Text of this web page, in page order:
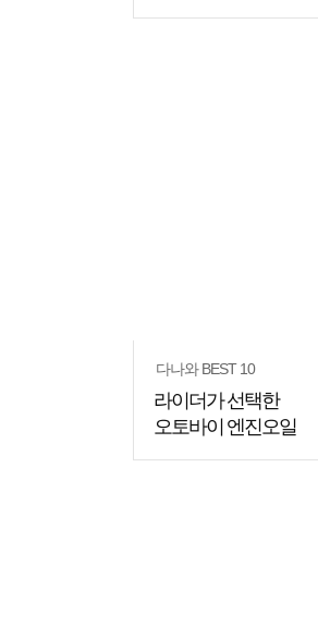
다나와 BEST 10
라이더가 선택한
오토바이 엔진오일